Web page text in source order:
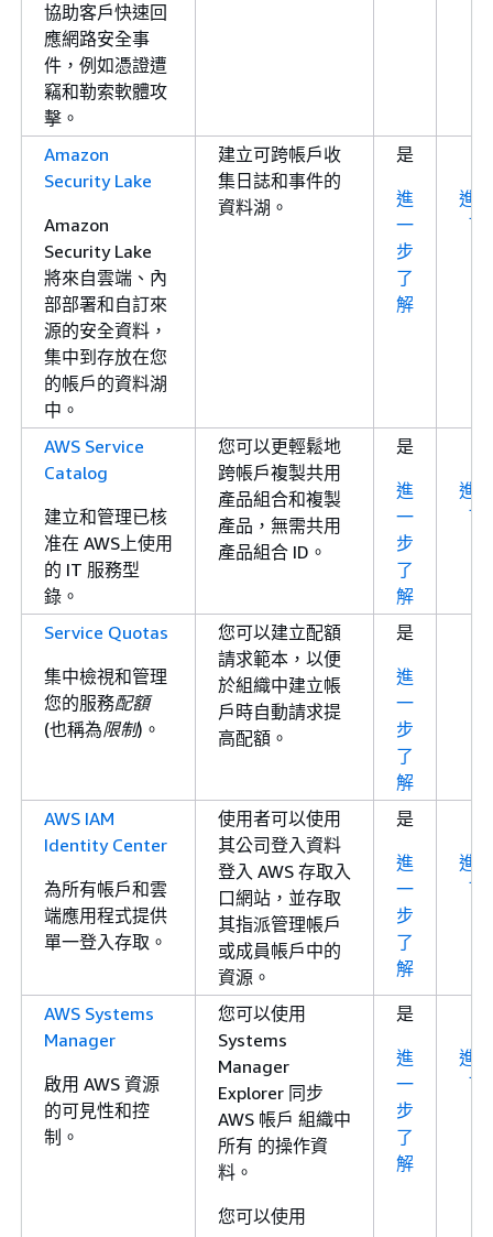
協助客戶快速回
應網路安全事
件，例如憑證遭
竊和勒索軟體攻
擊。
Amazon
Security Lake
Amazon
Security Lake
將來自雲端、內
部部署和自訂來
源的安全資料，
集中到存放在您
的帳戶的資料湖
中。
建立可跨帳戶收
集日誌和事件的
資料湖。
是
進
一
步
了
解
進
了
AWS Service
Catalog
建立和管理已核
准在 AWS上使用
的 IT 服務型
錄。
您可以更輕鬆地
跨帳戶複製共用
產品組合和複製
產品，無需共用
產品組合 ID。
是
進
一
步
了
解
進
了
Service Quotas
集中檢視和管理
您的服務配額
(也稱為限制)。
您可以建立配額
請求範本，以便
於組織中建立帳
戶時自動請求提
高配額。
是
進
一
步
了
解
AWS IAM
Identity Center
為所有帳戶和雲
端應用程式提供
單一登入存取。
使用者可以使用
其公司登入資料
登入 AWS 存取入
口網站，並存取
其指派管理帳戶
或成員帳戶中的
資源。
是
進
一
步
了
解
進
了
AWS Systems
Manager
啟用 AWS 資源
的可見性和控
制。
您可以使用
Systems
Manager
Explorer 同步
AWS 帳戶 組織中
所有 的操作資
料。
您可以使用
是
進
一
步
了
解
進
了